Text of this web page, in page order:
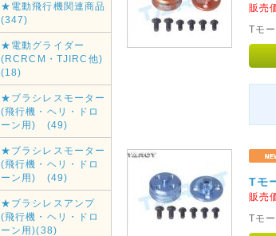
★電動飛行機関連商品
(347)
★電動グライダー
(RCRCM・TJIRC他)
(18)
★ブラシレスモーター
(飛行機・ヘリ・ドロ
ーン用) (49)
★ブラシレスモーター
(飛行機・ヘリ・ドロ
ーン用) (49)
★ブラシレスアンプ
(飛行機・ヘリ・ドロ
ーン用)(38)
販売
Tモ
Tモ
販売
Tモ